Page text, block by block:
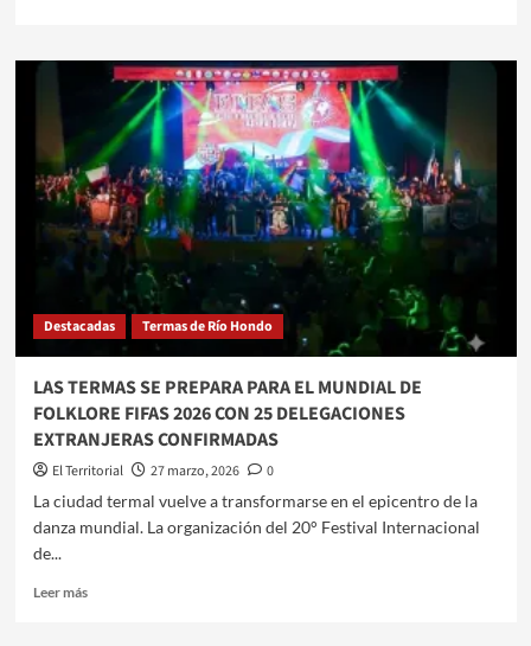
TERMAS
HONDO
LANZA
OFICIALMENTE
SU
TEMPORADA
2026
CON
ATRACTIVA
PROPUESTA
ARTÍSTICA
Destacadas Termas de Río Hondo
LAS TERMAS SE PREPARA PARA EL MUNDIAL DE
FOLKLORE FIFAS 2026 CON 25 DELEGACIONES
EXTRANJERAS CONFIRMADAS
El Territorial 27 marzo, 2026
0
​La ciudad termal vuelve a transformarse en el epicentro de la
danza mundial. La organización del 20° Festival Internacional
de...
Leer másLeer